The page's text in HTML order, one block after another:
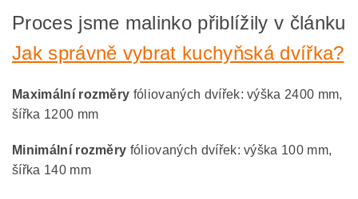
Proces jsme malinko přiblížily v článku
Jak správně vybrat kuchyňská dvířka?
Maximální rozměry fóliovaných dvířek: výška 2400 mm,
šířka 1200 mm
Minimální rozměry fóliovaných dvířek: výška 100 mm,
šířka 140 mm